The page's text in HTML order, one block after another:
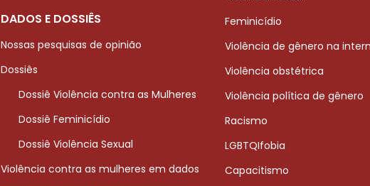
DADOS E DOSSIÊS
Nossas pesquisas de opinião
Dossiês
Dossiê Violência contra as Mulheres
Dossiê Feminicídio
Dossiê Violência Sexual
Violência contra as mulheres em dados
Feminicídio
Violência de gênero na
Violência obstétrica
Violência política de gênero
Racismo
LGBTQIfobia
Capacitismo